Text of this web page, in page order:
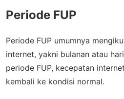
Periode FUP
Periode FUP umumnya
internet, yakni bulanan atau
periode FUP, kecepatan
kembali ke kondisi normal.